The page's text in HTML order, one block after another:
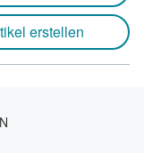
erstellen